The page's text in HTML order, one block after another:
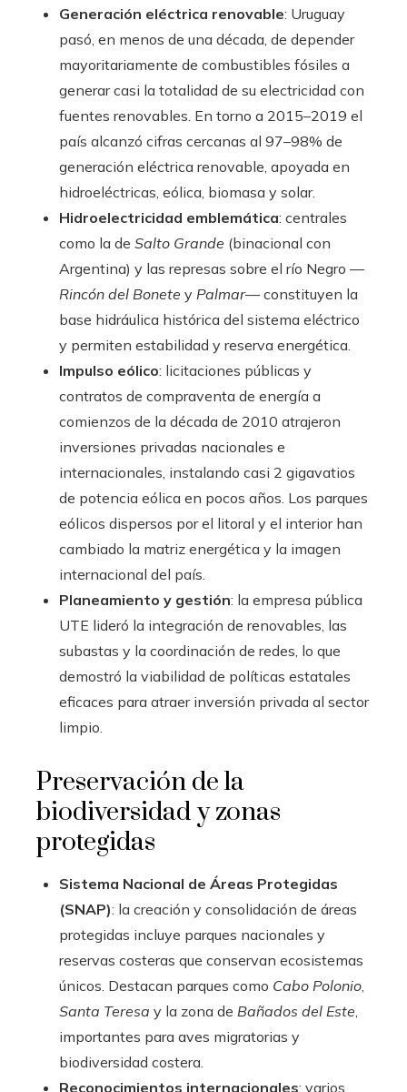
Generación eléctrica renovable: Uruguay
pasó, en menos de una década, de depender
mayoritariamente de combustibles fósiles a
generar casi la totalidad de su electricidad con
fuentes renovables. En torno a 2015–2019 el
país alcanzó cifras cercanas al 97–98% de
generación eléctrica renovable, apoyada en
hidroeléctricas, eólica, biomasa y solar.
Hidroelectricidad emblemática: centrales
como la de Salto Grande (binacional con
Argentina) y las represas sobre el río Negro —
Rincón del Bonete y Palmar— constituyen la
base hidráulica histórica del sistema eléctrico
y permiten estabilidad y reserva energética.
Impulso eólico: licitaciones públicas y
contratos de compraventa de energía a
comienzos de la década de 2010 atrajeron
inversiones privadas nacionales e
internacionales, instalando casi 2 gigavatios
de potencia eólica en pocos años. Los parques
eólicos dispersos por el litoral y el interior han
cambiado la matriz energética y la imagen
internacional del país.
Planeamiento y gestión: la empresa pública
UTE lideró la integración de renovables, las
subastas y la coordinación de redes, lo que
demostró la viabilidad de políticas estatales
eficaces para atraer inversión privada al sector
limpio.
Preservación de la
biodiversidad y zonas
protegidas
Sistema Nacional de Áreas Protegidas
(SNAP): la creación y consolidación de áreas
protegidas incluye parques nacionales y
reservas costeras que conservan ecosistemas
únicos. Destacan parques como Cabo Polonio,
Santa Teresa y la zona de Bañados del Este,
importantes para aves migratorias y
biodiversidad costera.
Reconocimientos internacionales: varios